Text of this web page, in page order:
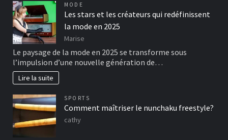
MODE
Les stars et les créateurs qui redéfinissent
la mode en 2025
Marise
Le paysage de la mode en 2025 se transforme sous
l’impulsion d’une nouvelle génération de…
Lire la suite
SPORTS
Comment maîtriser le nunchaku freestyle?
cathy